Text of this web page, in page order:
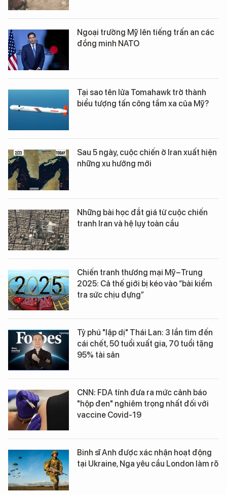
Ngoại trưởng Mỹ lên tiếng trấn an các
đồng minh NATO
Tại sao tên lửa Tomahawk trở thành
biểu tượng tấn công tầm xa của Mỹ?
Sau 5 ngày, cuộc chiến ở Iran xuất hiện
những xu hướng mới
Những bài học đắt giá từ cuộc chiến
tranh Iran và hệ lụy toàn cầu
Chiến tranh thương mại Mỹ–Trung
2025: Cả thế giới bị kéo vào “bài kiểm
tra sức chịu đựng”
Tỷ phú "lập dị" Thái Lan: 3 lần tìm đến
cái chết, 50 tuổi xuất gia, 70 tuổi tặng
95% tài sản
CNN: FDA tính đưa ra mức cảnh báo
"hộp đen" nghiêm trọng nhất đối với
vaccine Covid-19
Binh sĩ Anh được xác nhận hoạt động
tại Ukraine, Nga yêu cầu London làm rõ